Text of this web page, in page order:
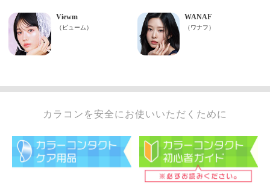
カラコンを安全にお使いいただくために